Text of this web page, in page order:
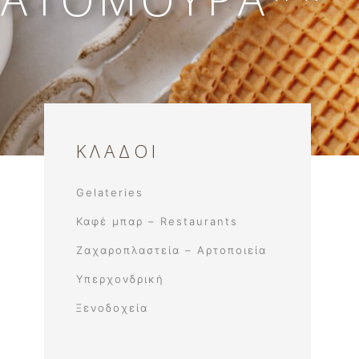
ΚΛΑΔΟΙ
Gelateries
Καφέ μπαρ – Restaurants
Ζαχαροπλαστεία – Αρτοποιεία
Υπερχονδρική
Ξενοδοχεία​